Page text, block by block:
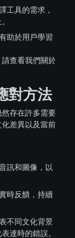
工具的需求，
助於用戶學習
查看我們關於
對方法
存在許多需要
差異以及當前
訊和圖像，以
時反饋，持續
不同文化背景
達時的錯誤。